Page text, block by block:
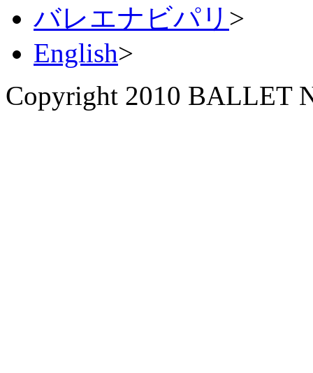
バレエナビパリ >
English>
Copyright 2010 BALLET